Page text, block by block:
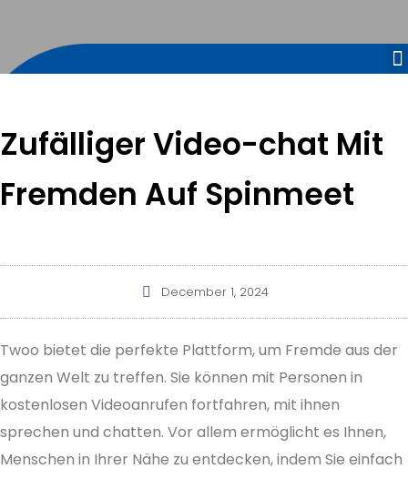
Zufälliger Video-chat Mit
Fremden Auf Spinmeet
December 1, 2024
Twoo bietet die perfekte Plattform, um Fremde aus der
ganzen Welt zu treffen. Sie können mit Personen in
kostenlosen Videoanrufen fortfahren, mit ihnen
sprechen und chatten. Vor allem ermöglicht es Ihnen,
Menschen in Ihrer Nähe zu entdecken, indem Sie einfach